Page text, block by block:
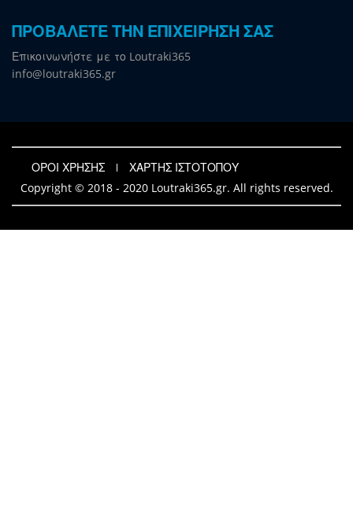
ΠΡΟΒΑΛΕΤΕ ΤΗΝ ΕΠΙΧΕΙΡΗΣΗ ΣΑΣ
Επικοινωνήστε με το Loutraki365
info@loutraki365.gr
ΟΡΟΙ ΧΡΗΣΗΣ
ΧΑΡΤΗΣ ΙΣΤΟΤΟΠΟΥ
Copyright © 2018 - 2020 Loutraki365.gr. All rights reserved.